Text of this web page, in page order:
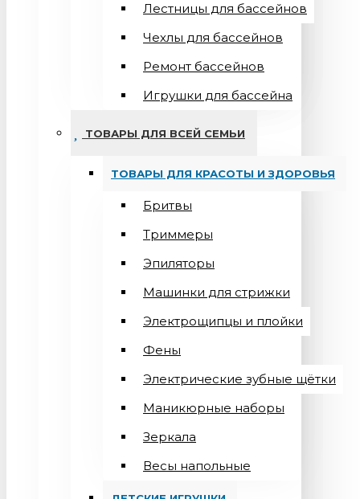
Лестницы для бассейнов
Чехлы для бассейнов
Ремонт бассейнов
Игрушки для бассейна
ТОВАРЫ ДЛЯ ВСЕЙ СЕМЬИ
ТОВАРЫ ДЛЯ КРАСОТЫ И ЗДОРОВЬЯ
Бритвы
Триммеры
Эпиляторы
Машинки для стрижки
Электрощипцы и плойки
Фены
Электрические зубные щётки
Маникюрные наборы
Зеркала
Весы напольные